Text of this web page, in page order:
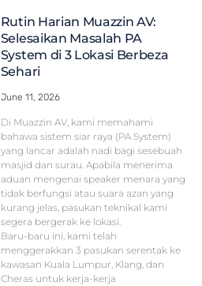
Rutin Harian Muazzin AV:
Selesaikan Masalah PA
System di 3 Lokasi Berbeza
Sehari
June 11, 2026
Di Muazzin AV, kami memahami
bahawa sistem siar raya (PA System)
yang lancar adalah nadi bagi sesebuah
masjid dan surau. Apabila menerima
aduan mengenai speaker menara yang
tidak berfungsi atau suara azan yang
kurang jelas, pasukan teknikal kami
segera bergerak ke lokasi.
Baru-baru ini, kami telah
menggerakkan 3 pasukan serentak ke
kawasan Kuala Lumpur, Klang, dan
Cheras untuk kerja-kerja